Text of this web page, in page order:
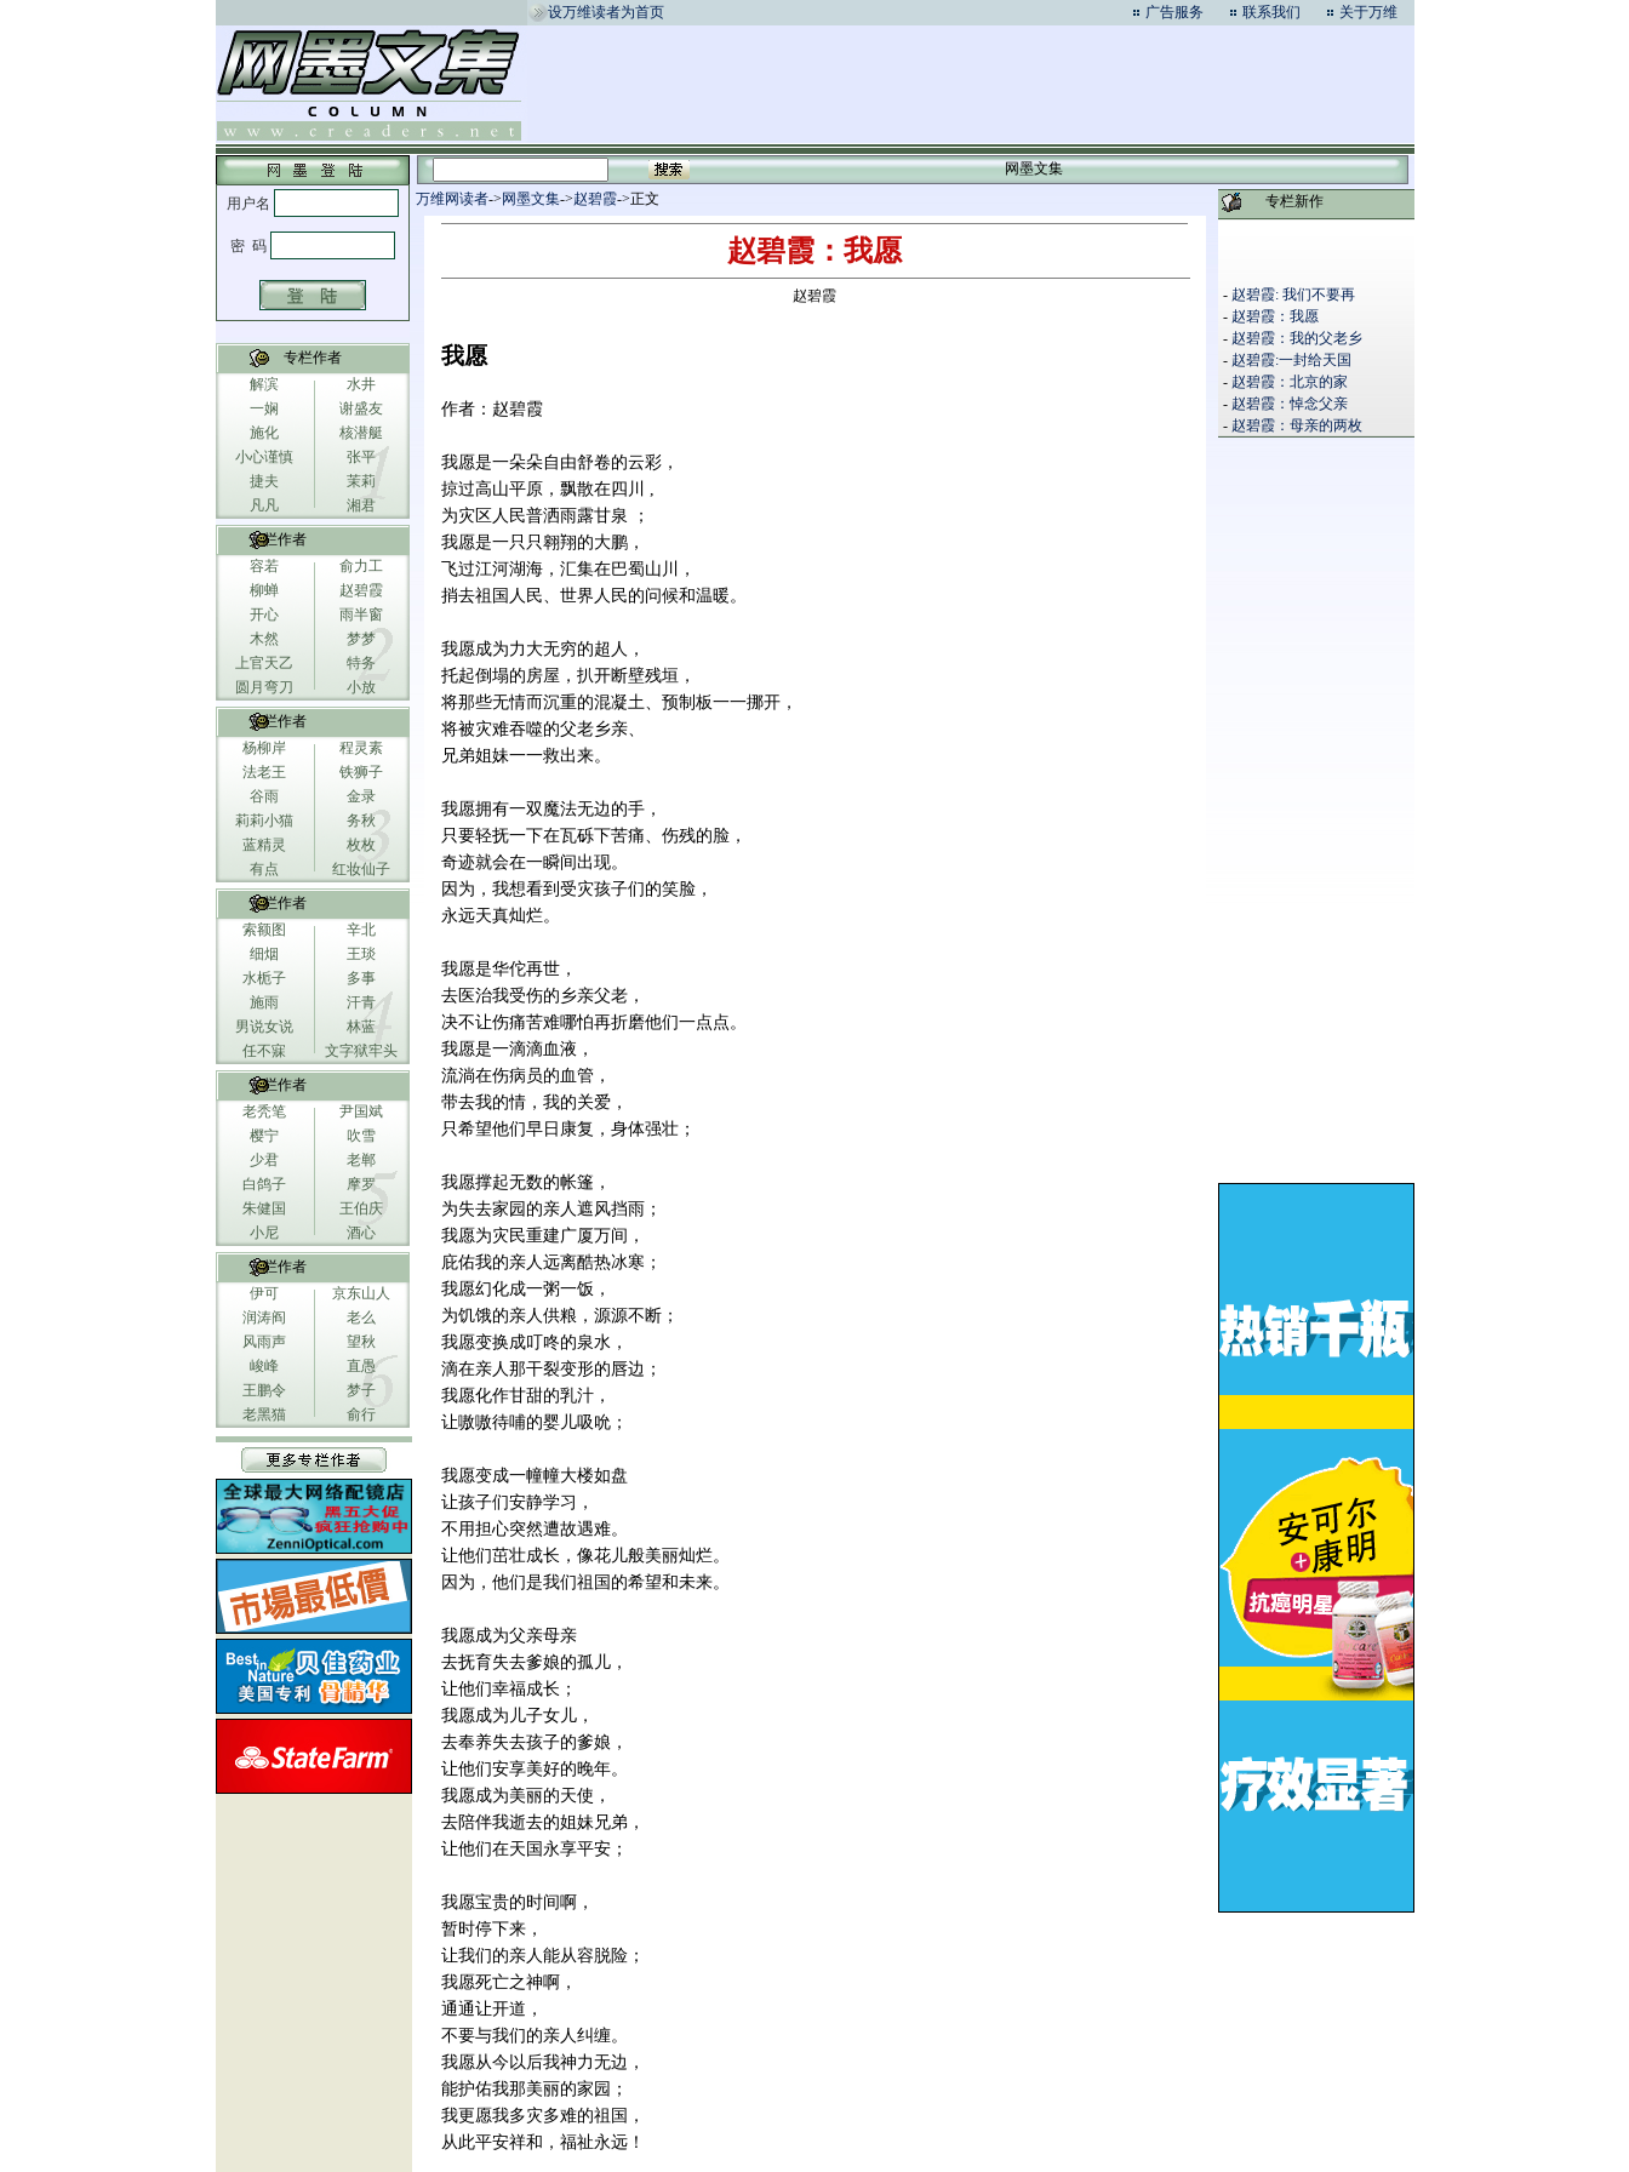
设万维读者为首页 广告服务 联系我们 关于万维
专栏作者
解滨
水井
一娴
谢盛友
施化
核潜艇
小心谨慎
张平
捷夫
茉莉
凡凡
湘君
专栏作者
容若
俞力工
柳蝉
赵碧霞
开心
雨半窗
木然
梦梦
上官天乙
特务
圆月弯刀
小放
专栏作者
杨柳岸
程灵素
法老王
铁狮子
谷雨
金录
莉莉小猫
务秋
蓝精灵
枚枚
有点
红妆仙子
专栏作者
索额图
辛北
细烟
王琰
水栀子
多事
施雨
汗青
男说女说
林蓝
任不寐
文字狱牢头
专栏作者
老秃笔
尹国斌
樱宁
吹雪
少君
老郸
白鸽子
摩罗
朱健国
王伯庆
小尼
酒心
专栏作者
伊可
京东山人
润涛阎
老么
风雨声
望秋
峻峰
直愚
王鹏令
梦子
老黑猫
俞行
网墨文集
万维网读者-> 网墨文集->赵碧霞->正文 专栏新作
- 赵碧霞: 我们不要再
- 赵碧霞：我愿
- 赵碧霞：我的父老乡
- 赵碧霞:一封给天国
- 赵碧霞：北京的家
- 赵碧霞：悼念父亲
- 赵碧霞：母亲的两枚
赵碧霞：我愿
赵碧霞
我愿
作者：赵碧霞
我愿是一朵朵自由舒卷的云彩，
掠过高山平原，飘散在四川
,
为灾区人民普洒雨露甘泉
；
我愿是一只只翱翔的大鹏，
飞过江河湖海，汇集在巴蜀山川，
捎去祖国人民、世界人民的问候和温暖。
我愿成为力大无穷的超人，
托起倒塌的房屋，扒开断壁残垣，
将那些无情而沉重的混凝土、预制板一一挪开，
将被灾难吞噬的父老乡亲、
兄弟姐妹一一救出来。
我愿拥有一双魔法无边的手，
只要轻抚一下在瓦砾下苦痛、伤残的脸，
奇迹就会在一瞬间出现。
因为，我想看到受灾孩子们的笑脸，
永远天真灿烂。
我愿是华佗再世，
去医治我受伤的乡亲父老，
决不让伤痛苦难哪怕再折磨他们一点点。
我愿是一滴滴血液，
流淌在伤病员的血管，
带去我的情，我的关爱，
只希望他们早日康复，身体强壮；
我愿撑起无数的帐篷，
为失去家园的亲人遮风挡雨；
我愿为灾民重建广厦万间，
庇佑我的亲人远离酷热冰寒；
我愿幻化成一粥一饭，
为饥饿的亲人供粮，源源不断；
我愿变换成叮咚的泉水，
滴在亲人那干裂变形的唇边；
我愿化作甘甜的乳汁，
让嗷嗷待哺的婴儿吸吮；
我愿变成一幢幢大楼如盘
让孩子们安静学习，
不用担心突然遭故遇难。
让他们茁壮成长，像花儿般美丽灿烂。
因为，他们是我们祖国的希望和未来。
我愿成为父亲母亲
去抚育失去爹娘的孤儿，
让他们幸福成长；
我愿成为儿子女儿，
去奉养失去孩子的爹娘，
让他们安享美好的晚年。
我愿成为美丽的天使，
去陪伴我逝去的姐妹兄弟，
让他们在天国永享平安；
我愿宝贵的时间啊，
暂时停下来，
让我们的亲人能从容脱险；
我愿死亡之神啊，
通通让开道，
不要与我们的亲人纠缠。
我愿从今以后我神力无边，
能护佑我那美丽的家园；
我更愿我多灾多难的祖国，
从此平安祥和，福祉永远！